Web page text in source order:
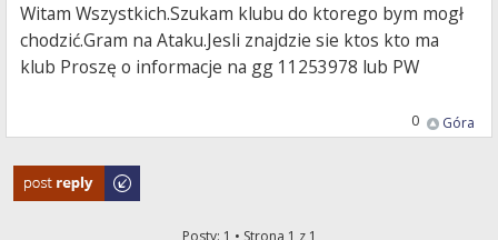
Witam Wszystkich.Szukam klubu do ktorego bym mogł
chodzić.Gram na Ataku.Jesli znajdzie sie ktos kto ma
klub Proszę o informacje na gg 11253978 lub PW
Góra
0
Odpowiedz